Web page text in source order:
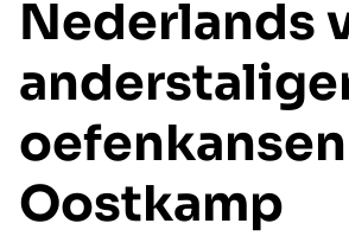
Nederlands
Oostkamp